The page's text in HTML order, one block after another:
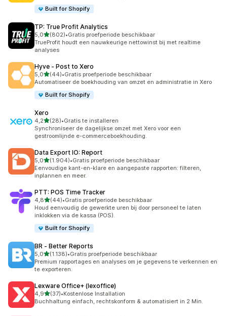
Built for Shopify
TP: True Profit Analytics
5,0van 5 sterren
(802)
802 recensies in totaal
•Gratis proefperiode beschikbaar
TrueProfit houdt een nauwkeurige nettowinst bij met realtime
analyses
Hyve ‑ Post to Xero
5,0van 5 sterren
(44)
44 recensies in totaal
•Gratis proefperiode beschikbaar
Automatiseer de boekhouding van omzet en administratie in Xero
Built for Shopify
Xero
4,2van 5 sterren
(28)
28 recensies in totaal
•Gratis te installeren
Synchroniseer de dagelijkse omzet met Xero voor een
gestroomlijnde e-commerceboekhouding.
Data Export IO: Report
5,0van 5 sterren
(1.904)
1904 recensies in totaal
•Gratis proefperiode beschikbaar
Eenvoudige kant-en-klare en aangepaste rapporten: filteren,
inplannen en meer.
PTT: POS Time Tracker
4,8van 5 sterren
(44)
44 recensies in totaal
•Gratis proefperiode beschikbaar
Houd eenvoudig de gewerkte uren bij door personeel te laten
inklokken via de kassa (POS).
Built for Shopify
BR ‑ Better Reports
5,0van 5 sterren
(1.138)
1138 recensies in totaal
•Gratis proefperiode beschikbaar
Premium rapportages en analyses om je gegevens te verkennen en
te exporteren.
Lexware Office+ (lexoffice)
4,9van 5 sterren
(37)
37 recensies in totaal
•Kostenlose Installation
Buchhaltung einfach, rechtskonform & automatisiert in 2 Min.